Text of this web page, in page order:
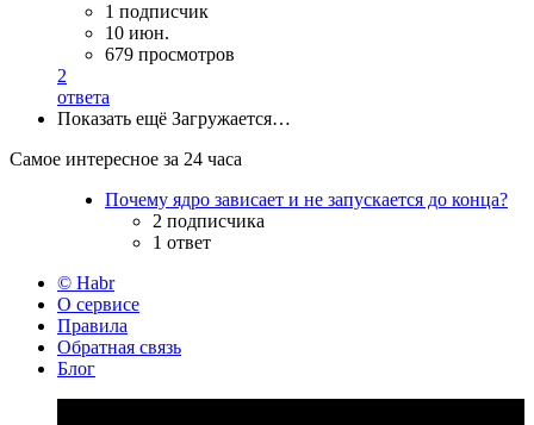
1 подписчик
10 июн.
679 просмотров
2
ответа
Показать ещё Загружается…
Самое интересное за 24 часа
Почему ядро зависает и не запускается до конца?
2 подписчика
1 ответ
© Habr
О сервисе
Правила
Обратная связь
Блог